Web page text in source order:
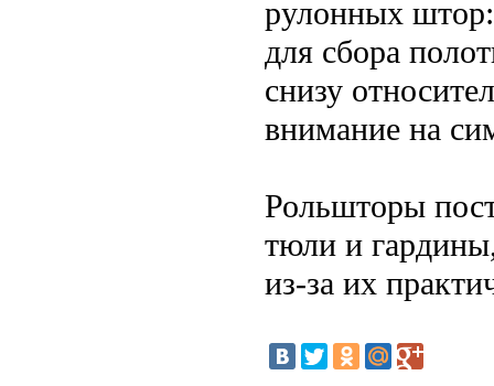
рулонных
для сбора
снизу
внимание на
Рольшторы
тюли и
из-за их